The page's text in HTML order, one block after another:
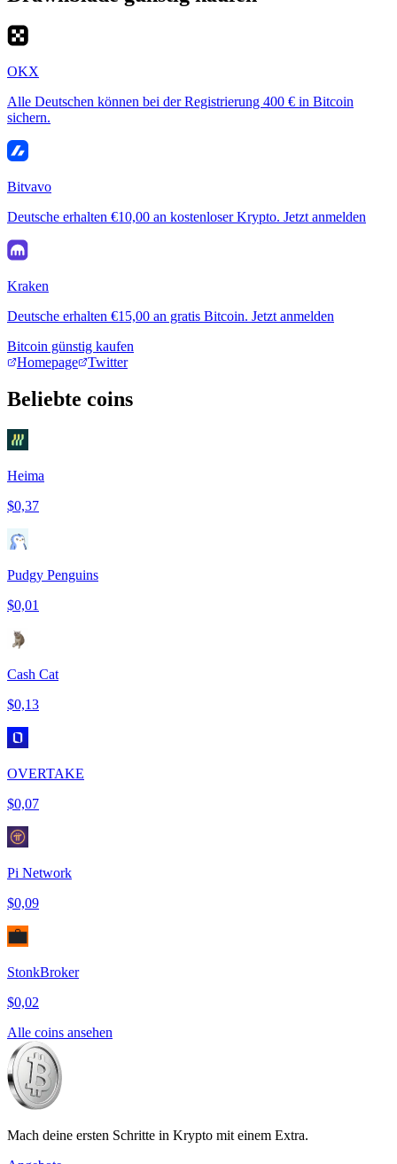
OKX
Alle Deutschen können bei der Registrierung 400 € in Bitcoin
sichern.
Bitvavo
Deutsche erhalten €10,00 an kostenloser Krypto. Jetzt anmelden
Kraken
Deutsche erhalten €15,00 an gratis Bitcoin. Jetzt anmelden
Bitcoin günstig kaufen
Homepage
Twitter
Beliebte coins
Heima
$0,37
Pudgy Penguins
$0,01
Cash Cat
$0,13
OVERTAKE
$0,07
Pi Network
$0,09
StonkBroker
$0,02
Alle coins ansehen
Mach deine ersten Schritte in Krypto mit einem Extra.